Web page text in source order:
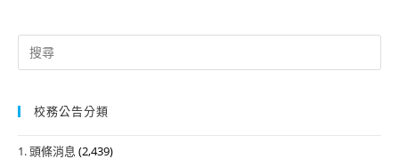
Search
for:
校務公告分類
1. 頭條消息 (2,439)